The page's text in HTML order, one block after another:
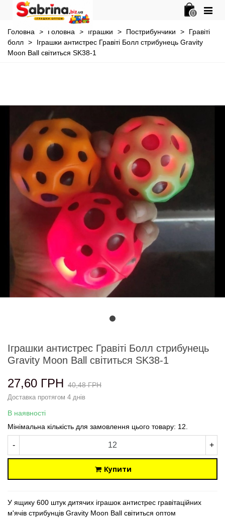
0
Головна > Головна > Іграшки > Пострибунчики >
Гравіті
болл >
Іграшки антистрес Гравіті Болл стрибунець Gravity
Moon Ball світиться SK38-1
Іграшки антистрес Гравіті Болл стрибунець
Gravity Moon Ball світиться SK38-1
27,60 ГРН 40,48 ГРН
Доставка протягом 4 днів
В наявності
Мінімальна кількість для замовлення цього товару: 12.
- +
Купити
У ящику 600 штук дитячих іграшок антистрес гравітаційних
м'ячів стрибунців Gravity Moon Ball світиться оптом